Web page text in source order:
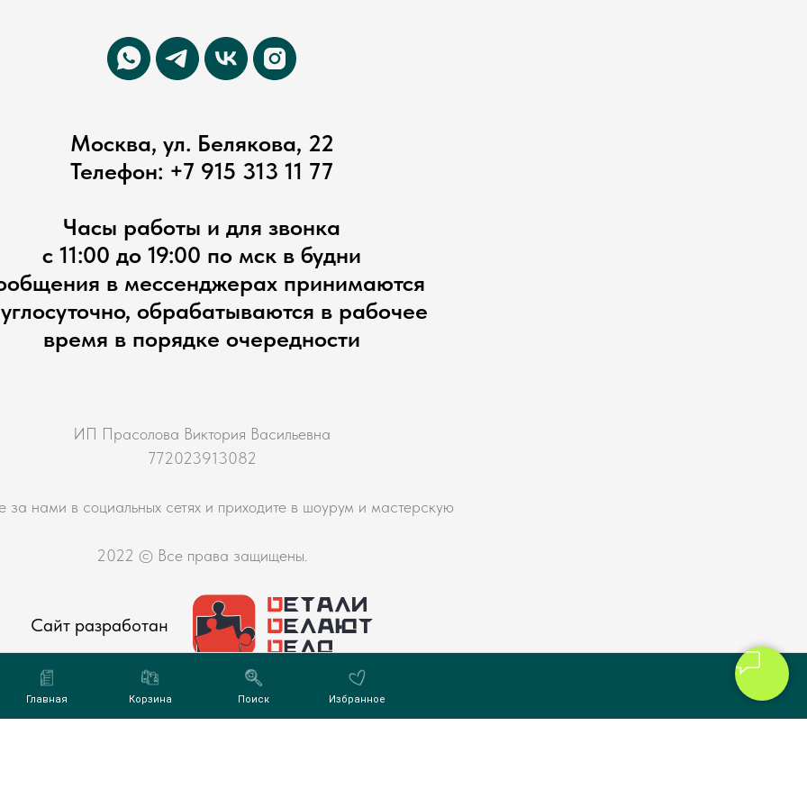
Главная Корзина Поиск Избранное
Москва, ул. Белякова, 22
Телефон: +7 915 313 11 77
Часы работы и для звонка
с 11:00 до 19:00 по мск в будни
в мессенджерах принимаются
обрабатываются в рабочее
время в порядке очередности
ИП Прасолова Виктория Васильевна
772023913082
за нами в социальных сетях и приходите в шоурум и мастерскую
2022 © Все права защищены.
Сайт разработан